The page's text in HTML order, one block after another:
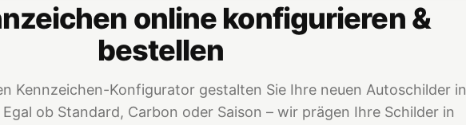
online konfigurieren &
bestellen
Kennzeichen-Konfigurator gestalten Sie Ihre neuen Autoschilder in
ob Standard, Carbon oder Saison – wir prägen Ihre Schilder in